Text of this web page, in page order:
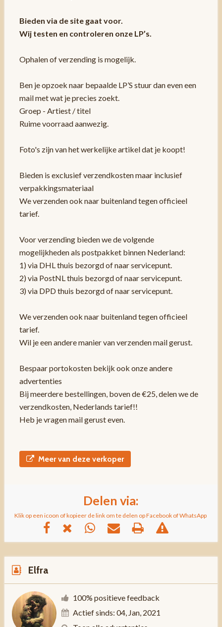
Bieden via de site gaat voor.
Wij testen en controleren onze LP’s.
Ophalen of verzending is mogelijk.
Ben je opzoek naar bepaalde LP’S stuur dan even een
mail met wat je precies zoekt.
Groep - Artiest / titel
Ruime voorraad aanwezig.
Foto's zijn van het werkelijke artikel dat je koopt!
Bieden is exclusief verzendkosten maar inclusief
verpakkingsmateriaal
We verzenden ook naar buitenland tegen officieel
tarief.
Voor verzending bieden we de volgende
mogelijkheden als postpakket binnen Nederland:
1) via DHL thuis bezorgd of naar servicepunt.
2) via PostNL thuis bezorgd of naar servicepunt.
3) via DPD thuis bezorgd of naar servicepunt.
We verzenden ook naar buitenland tegen officieel
tarief.
Wil je een andere manier van verzenden mail gerust.
Bespaar portokosten bekijk ook onze andere
advertenties
Bij meerdere bestellingen, boven de €25, delen we de
verzendkosten, Nederlands tarief!!
Heb je vragen mail gerust even.
Meer van deze verkoper
Delen via:
Klik op een icoon of kopieer de link om te delen op Facebook of WhatsApp
Elfra
100% positieve feedback
Actief sinds: 04, Jan, 2021